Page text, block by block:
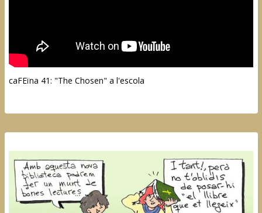
caFEïna 41: "The Chosen" a l'escola